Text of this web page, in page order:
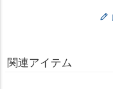
関連アイテム